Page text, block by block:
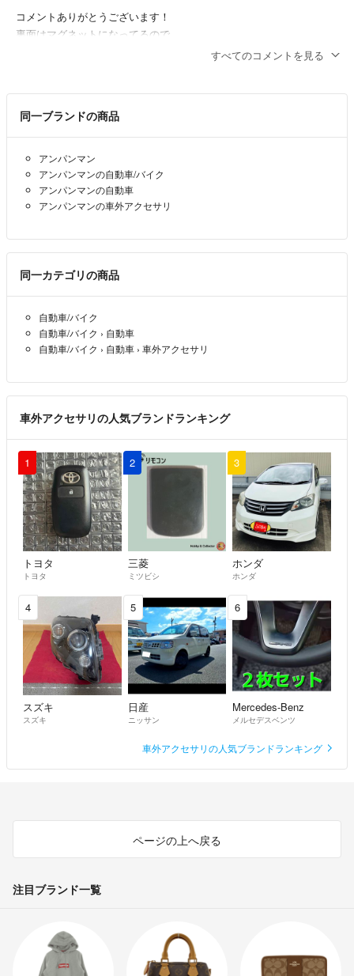
コメントありがとうございます！
裏面はマグネットになってるので
マグネットがくっつく所にはくっ付きます。
コメント失礼します！
ちゃんと付きますか？
じゅんじゅん128- 約6年前
すべてのコメントを見る
同一ブランドの商品
アンパンマン
アンパンマンの自動車/バイク
アンパンマンの自動車
アンパンマンの車外アクセサリ
同一カテゴリの商品
自動車/バイク
自動車/バイク › 自動車
自動車/バイク › 自動車 › 車外アクセサリ
車外アクセサリの人気ブランドランキング
1
トヨタ
トヨタ
2
三菱
ミツビシ
3
ホンダ
ホンダ
4
スズキ
スズキ
5
日産
ニッサン
6
Mercedes-Benz
メルセデスベンツ
車外アクセサリの人気ブランドランキング
ページの上へ戻る
注目ブランド一覧